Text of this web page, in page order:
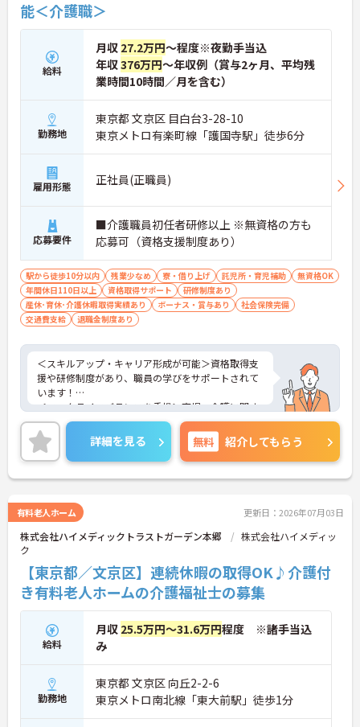
能＜介護職＞
給料
月収 27.2万円～程度※夜勤手当込
年収376万円～年収例（賞与2ヶ月、平均残
業時間10時間／月を含む）
勤務地
東京都 文京区 目白台3-28-10
東京メトロ有楽町線「護国寺駅」徒歩6分
雇用形態 正社員(正職員)
応募要件
■介護職員初任者研修以上 ※無資格の方も
応募可（資格支援制度あり）
駅から徒歩10分以内 残業少なめ 寮・借り上げ 託児所・育児補助
無資格OK
年間休日110日以上
資格取得サポート
研修制度あり
産休･育休･介護休暇取得実績あり
ボーナス・賞与あり
社会保険完備
交通費支給
退職金制度あり
＜スキルアップ・キャリア形成が可能＞資格取得支
援や研修制度があり、職員の学びをサポートされて
います！
＜ワークライフバランスを重視＞育児・介護に関す
る制度や社宅制度、各種手当など、長く安心して働
きやすい環境が整っています。
＜寄り添ったケアの実施＞利用者さまに深く寄り添
ったサービスの提供を目指し、職員の専門性を高め
るような人材育成にも注力されています。
詳細をお話ししますのでお気軽にご相談ください！
詳細を見る 無料 紹介してもらう
有料老人ホーム 更新日：2026年07月03日
株式会社ハイメディックトラストガーデン本郷
株式会社ハイメディッ
ク
【東京都／文京区】連続休暇の取得OK♪介護付
き有料老人ホームの介護福祉士の募集
給料
月収 25.5万円～31.6万円程度 ※諸手当込
み
勤務地
東京都 文京区 向丘2-2-6
東京メトロ南北線「東大前駅」徒歩1分